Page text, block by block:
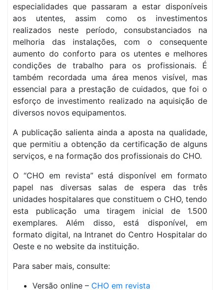
especialidades que passaram a estar disponíveis
aos utentes, assim como os investimentos
realizados neste período, consubstanciados na
melhoria das instalações, com o consequente
aumento do conforto para os utentes e melhores
condições de trabalho para os profissionais. É
também recordada uma área menos visível, mas
essencial para a prestação de cuidados, que foi o
esforço de investimento realizado na aquisição de
diversos novos equipamentos.
A publicação salienta ainda a aposta na qualidade,
que permitiu a obtenção da certificação de alguns
serviços, e na formação dos profissionais do CHO.
O “CHO em revista” está disponível em formato
papel nas diversas salas de espera das três
unidades hospitalares que constituem o CHO, tendo
esta publicação uma tiragem inicial de 1.500
exemplares. Além disso, está disponível, em
formato digital, na Intranet do Centro Hospitalar do
Oeste e no website da instituição.
Para saber mais, consulte:
Versão online – CHO em revista